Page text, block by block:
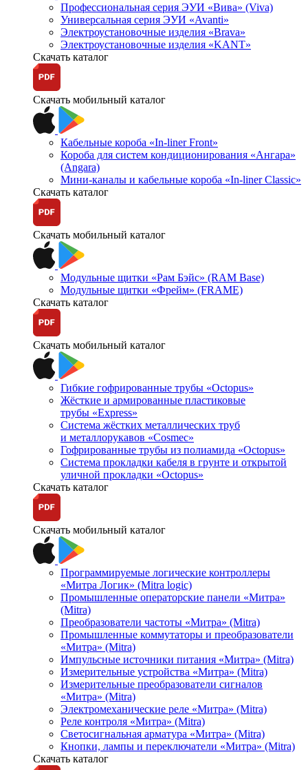
Профессиональная серия ЭУИ «Вива» (Viva)
Универсальная серия ЭУИ «Avanti»
Электроустановочные изделия «Brava»
Электроустановочные изделия «KANT»
Скачать каталог
Скачать мобильный каталог
Кабельные короба «In-liner Front»
Короба для систем кондиционирования «Ангара»
(Angara)
Мини-каналы и кабельные короба «In-liner Classic»
Скачать каталог
Скачать мобильный каталог
Модульные щитки «Рам Бэйс» (RAM Base)
Модульные щитки «Фрейм» (FRAME)
Скачать каталог
Скачать мобильный каталог
Гибкие гофрированные трубы «Octopus»
Жёсткие и армированные пластиковые
трубы «Express»
Система жёстких металлических труб
и металлорукавов «Cosmec»
Гофрированные трубы из полиамида «Octopus»
Система прокладки кабеля в грунте и открытой
уличной прокладки «Octopus»
Скачать каталог
Скачать мобильный каталог
Программируемые логические контроллеры
«Митра Логик» (Mitra logic)
Промышленные операторские панели «Митра»
(Mitra)
Преобразователи частоты «Митра» (Mitra)
Промышленные коммутаторы и преобразователи
«Митра» (Mitra)
Импульсные источники питания «Митра» (Mitra)
Измерительные устройства «Митра» (Mitra)
Измерительные преобразователи сигналов
«Митра» (Mitra)
Электромеханические реле «Митра» (Mitra)
Реле контроля «Митра» (Mitra)
Светосигнальная арматура «Митра» (Mitra)
Кнопки, лампы и переключатели «Митра» (Mitra)
Скачать каталог